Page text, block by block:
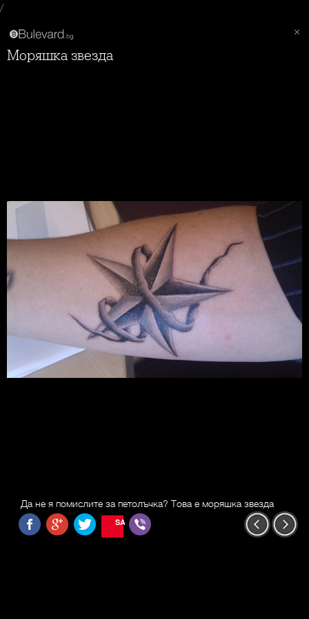
/
Моряшка звезда
Да не я помислите за петолъчка? Това е моряшка звезда
SAVE